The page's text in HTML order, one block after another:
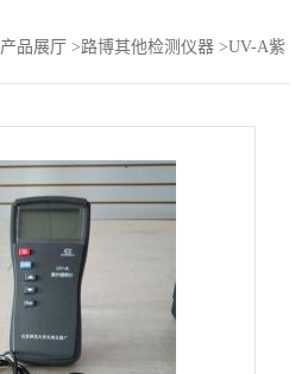
产品展厅 >路博其他检测仪器 >UV-A紫